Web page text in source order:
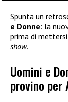
Spunta un
e Donne: la
prima di
show.
Uomini e
provino per